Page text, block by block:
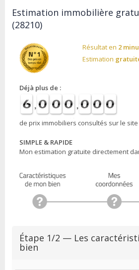
Estimation immobilière
(28210)
Résultat en 2
Estimation
Déjà plus de :
de prix immobiliers consultés sur le site
SIMPLE & RAPIDE
Mon estimation gratuite directement
Étape 1/2 — Les
bien